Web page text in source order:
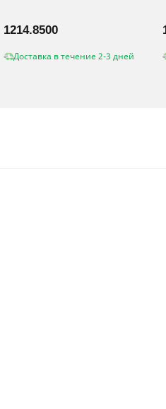
1214.8500
Доставка в течение 2-3 дней